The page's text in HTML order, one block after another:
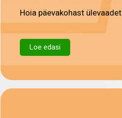
Hoia päevakohast ülevaadet
Loe edasi